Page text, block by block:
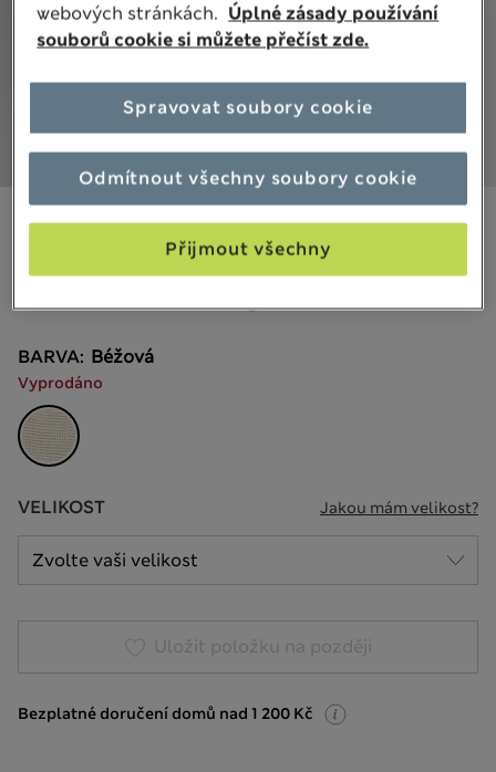
1 499,00Kč
BARVA: Béžová
Vyprodáno
VELIKOST Jakou mám velikost?
Uložit položku na později
Bezplatné doručení domů nad 1 200 Kč
webových stránkách. Úplné zásady používání
souborů cookie si můžete přečíst zde.
Odmítnout všechny soubory cookie
Přijmout všechny
Spravovat soubory cookie